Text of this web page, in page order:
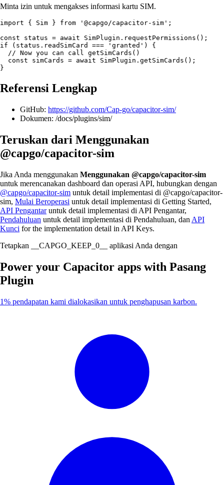
Minta izin untuk mengakses informasi kartu SIM.
import { Sim } from '@capgo/capacitor-sim';
const status = await SimPlugin.requestPermissions();
if (status.readSimCard === 'granted') {
  // Now you can call getSimCards()
  const simCards = await SimPlugin.getSimCards();
Referensi Lengkap
GitHub: https://github.com/Cap-go/capacitor-sim/
Dokumen: /docs/plugins/sim/
Teruskan dari Menggunakan
@capgo/capacitor-sim
Jika Anda menggunakan Menggunakan @capgo/capacitor-sim
untuk merencanakan dashboard dan operasi API, hubungkan dengan
@capgo/capacitor-sim untuk detail implementasi di @capgo/capacitor-
sim, Mulai Beroperasi untuk detail implementasi di Getting Started,
API Pengantaruntuk detail implementasi di API Pengantar,
Pendahuluan untuk detail implementasi di Pendahuluan, dan API
Kunci for the implementation detail in API Keys.
Tetapkan __CAPGO_KEEP_0__ aplikasi Anda dengan
Power your Capacitor apps with Pasang
Plugin
1% pendapatan kami dialokasikan untuk penghapusan karbon.